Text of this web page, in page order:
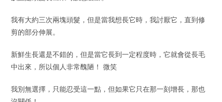
我有大約三次兩塊頭髮，但是當我想長它時，我討厭它，直到修
剪的部分伸展。
新鮮生長還是不錯的，但是當它長到一定程度時，它就會從長毛
中出來，所以個人非常醜陋！ 微笑
我別無選擇，只能忍受這一點，但如果它只在那一刻增長，那也